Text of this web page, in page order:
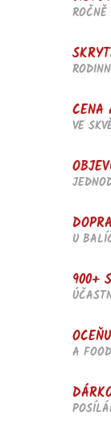
CENA
VE
U
900+
A